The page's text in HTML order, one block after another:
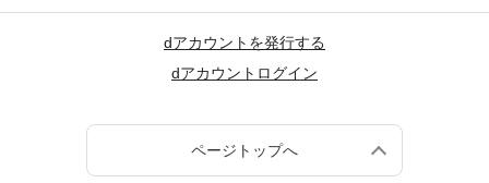
dアカウントを発行する
dアカウントログイン
ページトップへ